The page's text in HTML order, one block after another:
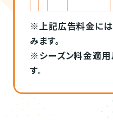
※上記広告料金には
みます。
※シーズン料金適用
す。